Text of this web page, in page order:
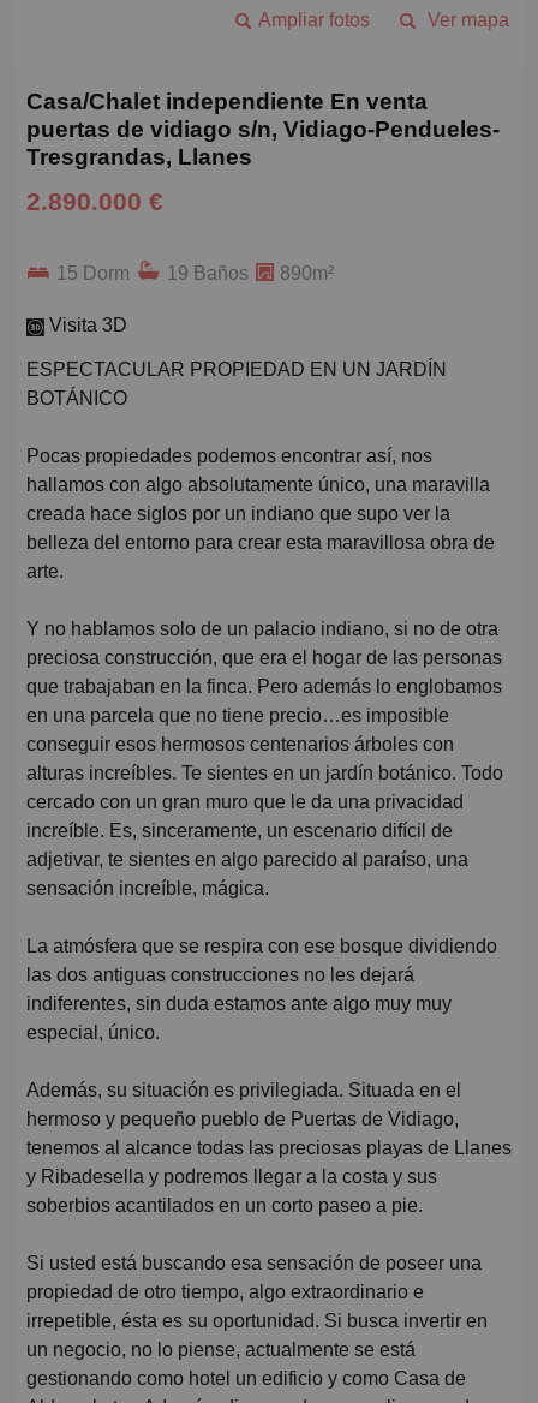
Ver mapa
Ampliar fotos
Casa/Chalet independiente En venta
puertas de vidiago s/n, Vidiago-Pendueles-
Tresgrandas, Llanes
2.890.000 €
15 Dorm 19 Baños 890m²
Visita 3D
ESPECTACULAR PROPIEDAD EN UN JARDÍN
BOTÁNICO
Pocas propiedades podemos encontrar así, nos
hallamos con algo absolutamente único, una maravilla
creada hace siglos por un indiano que supo ver la
belleza del entorno para crear esta maravillosa obra de
arte.
Y no hablamos solo de un palacio indiano, si no de otra
preciosa construcción, que era el hogar de las personas
que trabajaban en la finca. Pero además lo englobamos
en una parcela que no tiene precio…es imposible
conseguir esos hermosos centenarios árboles con
alturas increíbles. Te sientes en un jardín botánico. Todo
cercado con un gran muro que le da una privacidad
increíble. Es, sinceramente, un escenario difícil de
adjetivar, te sientes en algo parecido al paraíso, una
sensación increíble, mágica.
La atmósfera que se respira con ese bosque dividiendo
las dos antiguas construcciones no les dejará
indiferentes, sin duda estamos ante algo muy muy
especial, único.
Además, su situación es privilegiada. Situada en el
hermoso y pequeño pueblo de Puertas de Vidiago,
tenemos al alcance todas las preciosas playas de Llanes
y Ribadesella y podremos llegar a la costa y sus
soberbios acantilados en un corto paseo a pie.
Si usted está buscando esa sensación de poseer una
propiedad de otro tiempo, algo extraordinario e
irrepetible, ésta es su oportunidad. Si busca invertir en
un negocio, no lo piense, actualmente se está
gestionando como hotel un edificio y como Casa de